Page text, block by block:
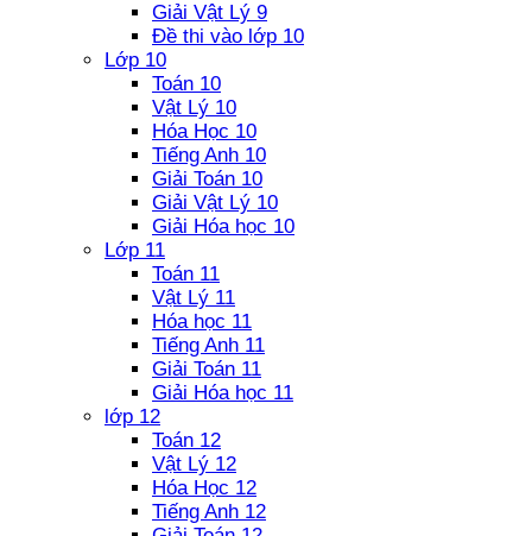
Giải Vật Lý 9
Đề thi vào lớp 10
Lớp 10
Toán 10
Vật Lý 10
Hóa Học 10
Tiếng Anh 10
Giải Toán 10
Giải Vật Lý 10
Giải Hóa học 10
Lớp 11
Toán 11
Vật Lý 11
Hóa học 11
Tiếng Anh 11
Giải Toán 11
Giải Hóa học 11
lớp 12
Toán 12
Vật Lý 12
Hóa Học 12
Tiếng Anh 12